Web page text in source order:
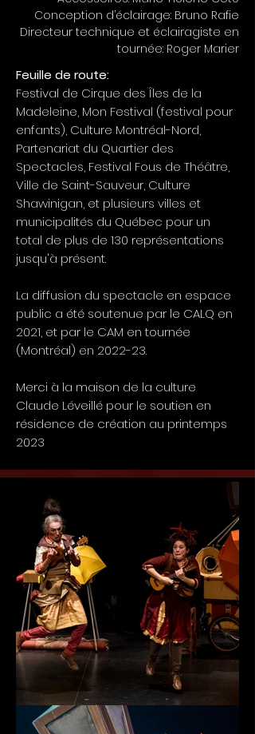
Conception d’éclairage: Bruno Rafie
Directeur technique et éclairagiste en
tournée: Roger Marier
Feuille de route:
Festival de Cirque des Îles de la
Madeleine, Mon Festival (festival pour
enfants), Culture Montréal-Nord,
Partenariat du Quartier des
Spectacles, Festival Fous de Théâtre,
Ville de Saint-Sauveur, Culture
Shawinigan, et plusieurs villes et
municipalités du Québec pour un
total de plus de 130 représentations
jusqu'à présent.
La diffusion du spectacle en espace
public a été soutenue par le CALQ en
2021, et par le CAM en tournée
(Montréal) en 2022-23.
Merci à la maison de la culture
Claude Léveillé pour le soutien en
résidence de création au printemps
2023